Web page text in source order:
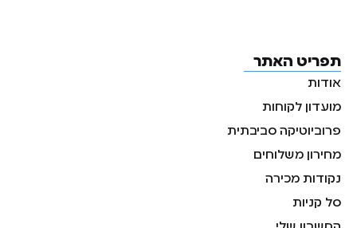
תפריט האתר
אודות
מועדון לקוחות
פרוביוטיקה סביבתית
מחירון משלוחים
נקודות מכירה
סל קניות